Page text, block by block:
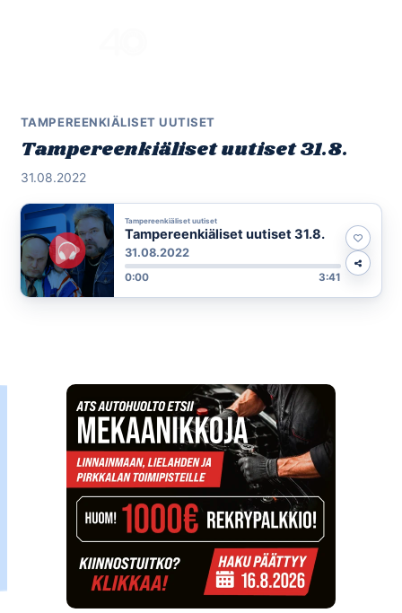
TAMPEREENKIÄLISET UUTISET
Tampereenkiäliset uutiset 31.8.
31.08.2022
Tampereenkiäliset uutiset
Tampereenkiäliset uutiset 31.8.
31.08.2022
0:00 3:41